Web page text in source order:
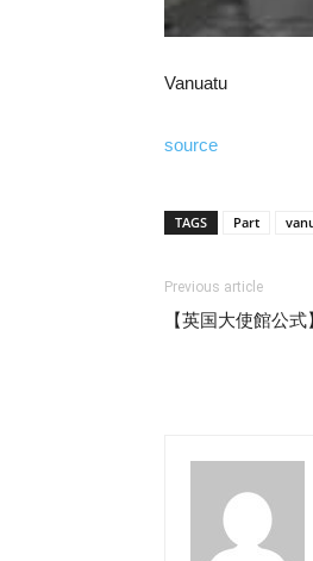
Vanuatu
source
TAGS Part
Previous article
【英国大使館公